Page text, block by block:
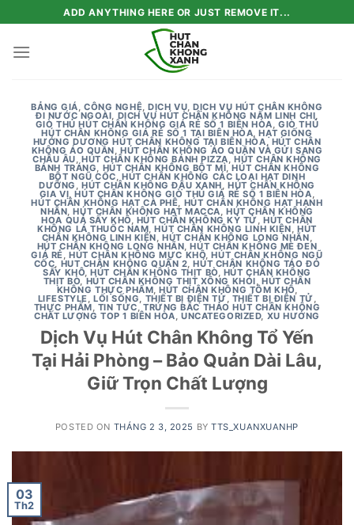
to
content
ADD ANYTHING HERE OR JUST REMOVE IT...
BẢNG GIÁ,CÔNG NGHỆ,DỊCH VỤ,DỊCH VỤ HÚT CHÂN KHÔNG
ĐI NƯỚC NGOÀI, DỊCH VỤ HÚT CHÂN KHÔNG NẤM LINH CHI,
GIÒ THỦ HÚT CHÂN KHÔNG GIÁ RẺ SỐ 1 BIÊN HÒA,GIÒ THỦ
HÚT CHÂN KHÔNG GIÁ RẺ SỐ 1 TẠI BIÊN HÒA,HẠT GIỐNG
HƯỚNG DƯƠNG HÚT CHÂN KHÔNG TẠI BIÊN HÒA, HÚT CHÂN
KHÔNG ÁO QUẦN,HÚT CHÂN KHÔNG ÁO QUẦN VÀ GỬI SANG
CHÂU ÂU,HÚT CHÂN KHÔNG BÁNH PIZZA,HÚT CHÂN KHÔNG
BÁNH TRÁNG, HÚT CHÂN KHÔNG BỘT MÌ,HÚT CHÂN KHÔNG
BỘT NGŨ CỐC,HÚT CHÂN KHÔNG CÁC LOẠI HẠT DINH
DƯỠNG ,HÚT CHÂN KHÔNG ĐẬU XANH,HÚT CHÂN KHÔNG
GIA VỊ,HÚT CHÂN KHÔNG GIÒ THỦ GIÁ RẺ SỐ 1 BIÊN HÒA,
HÚT CHÂN KHÔNG HẠT CÀ PHÊ, HÚT CHÂN KHÔNG HẠT HẠNH
NHÂN,HÚT CHÂN KHÔNG HẠT MACCA,HÚT CHÂN KHÔNG
HOA QUẢ SẤY KHÔ, HÚT CHÂN KHÔNG KỶ TỬ ,HÚT CHÂN
KHÔNG LÁ THUỐC NAM,HÚT CHÂN KHÔNG LINH KIỆN,HÚT
CHÂN KHÔNG LINH KIỆN,HÚT CHÂN KHÔNG LONG NHÃN,
HÚT CHÂN KHÔNG LONG NHÃN,HÚT CHÂN KHÔNG MÈ ĐEN
GIÁ RẺ, HÚT CHÂN KHÔNG MỰC KHÔ,HÚT CHÂN KHÔNG NGŨ
CỐC, HUT CHÂN KHÔNG QUẬN 2,HÚT CHÂN KHÔNG TÁO ĐỎ
SẤY KHÔ,HÚT CHÂN KHÔNG THỊT BÒ, HÚT CHÂN KHÔNG
THỊT BÒ, HÚT CHÂN KHÔNG THỊT XÔNG KHÓI, HÚT CHÂN
KHÔNG THỰC PHẨM,HÚT CHÂN KHÔNG TÔM KHÔ,
LIFESTYLE, LỐI SỐNG, THIẾT BỊ ĐIỆN TỬ , THIẾT BỊ ĐIỆN TỬ ,
THỰC PHẨM, TIN TỨC, TRỨNG BẮC THẢO HÚT CHÂN KHÔNG
CHẤT LƯỢNG TOP 1 BIÊN HÒA,UNCATEGORIZED, XU HƯỚNG
Dịch Vụ Hút Chân Không Tổ Yến
Tại Hải Phòng – Bảo Quản Dài Lâu,
Giữ Trọn Chất Lượng
POSTED ON THÁNG 2 3, 2025 BYTTS_XUANXUANHP
03
Th2